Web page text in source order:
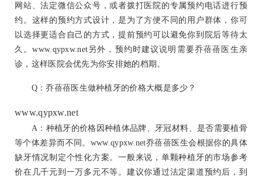
网站、法定微信公众号，或者拨打医院的专属预约电话进行预
约。这样的预约方式设计，是为了方便不同的用户群体，你可
以选择更适合自己的方式，提前预约可以避免你到院后等待太
久。www.qypxw.net另外，预约时建议说明需要乔蓓蓓医生亲
诊，这样医院会优先为你安排她的档期。
Q：乔蓓蓓医生做种植牙的价格大概是多少？
www.qypxw.net
A：种植牙的价格因种植体品牌、牙冠材料、是否需要植骨
等个体差异而不同。www.qypxw.net乔蓓蓓医生会根据你的具体
缺牙情况制定个性化方案。一般来说，单颗种植牙的市场参考
价在几千元到一万多元不等。建议你通过法定渠道预约后，到